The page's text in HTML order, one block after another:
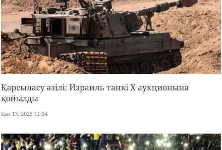
Қарсыласу әзілі: Израиль танкі Х аукционына
қойылды
Қаз 13, 2025 11:14